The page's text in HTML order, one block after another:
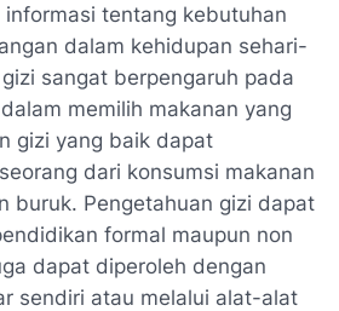
tentang kebutuhan
dalam kehidupan sehari-
sangat berpengaruh pada
memilih makanan yang
gizi yang baik dapat
dari konsumsi makanan
buruk. Pengetahuan gizi dapat
formal maupun non
dapat diperoleh dengan
sendiri atau melalui alat-alat